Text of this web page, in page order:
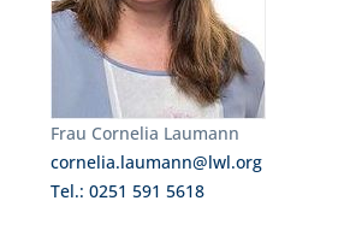
Frau Cornelia Laumann
cornelia.laumann@lwl.org
Tel.: 0251 591 5618